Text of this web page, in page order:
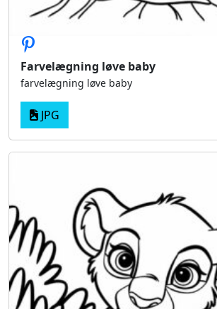
Farvelægning løve baby
farvelægning løve baby
JPG